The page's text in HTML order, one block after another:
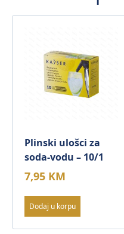
Plinski ulošci za
soda-vodu – 10/1
7,95 KM
Dodaj u korpu